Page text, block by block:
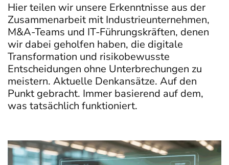
Hier teilen wir unsere Erkenntnisse aus der
Zusammenarbeit mit Industrieunternehmen,
M&A-Teams und IT-Führungskräften, denen
wir dabei geholfen haben, die digitale
Transformation und risikobewusste
Entscheidungen ohne Unterbrechungen zu
meistern. Aktuelle Denkansätze. Auf den
Punkt gebracht. Immer basierend auf dem,
was tatsächlich funktioniert.